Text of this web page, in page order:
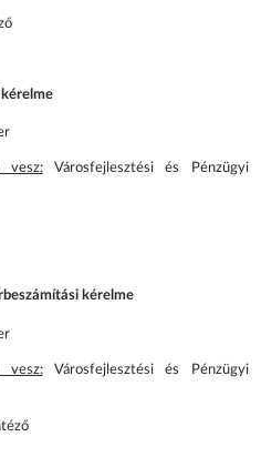
vesz:Városfejlesztési és Pénzügyi
kérelme
vesz:Városfejlesztési és Pénzügyi